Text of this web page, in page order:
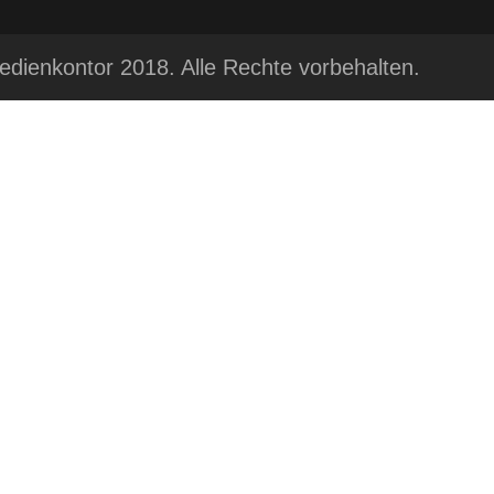
2018. Alle Rechte vorbehalten.